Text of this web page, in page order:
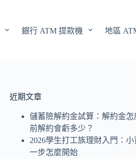
銀行 ATM 提款機 地區
近期文章
儲蓄險解約金試算：解約金怎
前解約會虧多少？
2026學生打工族理財入門：
一步怎麼開始